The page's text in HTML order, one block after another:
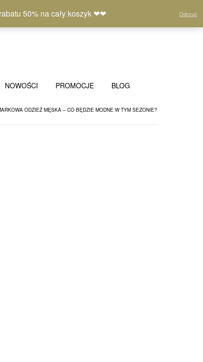
50% na cały koszyk ❤❤ Odrzuć
M
j
s
z
NOWOŚCI PROMOCJE BLOG
ODZIEŻ MĘSKA – CO BĘDZIE MODNE W TYM SEZONIE?